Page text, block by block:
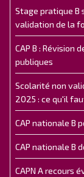
Stage pratique
validation de la
CAP B : Révision
publiques
Scolarité non
2025 : ce qu'il
CAP nationale B
CAP nationale B
CAPN A recours